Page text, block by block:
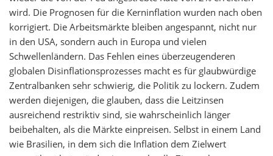
wird. Die Prognosen für die Kerninflation wurden nach oben
korrigiert. Die Arbeitsmärkte bleiben angespannt, nicht nur
in den USA, sondern auch in Europa und vielen
Schwellenländern. Das Fehlen eines überzeugenderen
globalen Disinflationsprozesses macht es für glaubwürdige
Zentralbanken sehr schwierig, die Politik zu lockern. Zudem
werden diejenigen, die glauben, dass die Leitzinsen
ausreichend restriktiv sind, sie wahrscheinlich länger
beibehalten, als die Märkte einpreisen. Selbst in einem Land
wie Brasilien, in dem sich die Inflation dem Zielwert